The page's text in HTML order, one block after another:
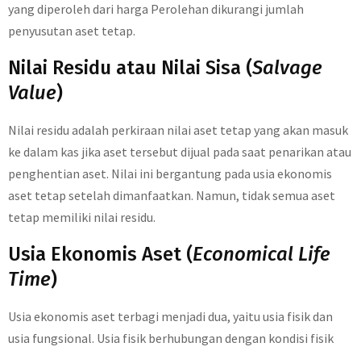
yang diperoleh dari harga Perolehan dikurangi jumlah
penyusutan aset tetap.
Nilai Residu atau Nilai Sisa (Salvage
Value)
Nilai residu adalah perkiraan nilai aset tetap yang akan masuk
ke dalam kas jika aset tersebut dijual pada saat penarikan atau
penghentian aset. Nilai ini bergantung pada usia ekonomis
aset tetap setelah dimanfaatkan. Namun, tidak semua aset
tetap memiliki nilai residu.
Usia Ekonomis Aset (Economical Life
Time)
Usia ekonomis aset terbagi menjadi dua, yaitu usia fisik dan
usia fungsional. Usia fisik berhubungan dengan kondisi fisik